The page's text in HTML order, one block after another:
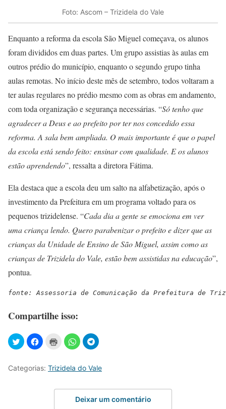
Foto: Ascom – Trizidela do Vale
Enquanto a reforma da escola São Miguel começava, os alunos
foram divididos em duas partes. Um grupo assistias às aulas em
outros prédio do município, enquanto o segundo grupo tinha
aulas remotas. No início deste mês de setembro, todos voltaram a
ter aulas regulares no prédio mesmo com as obras em andamento,
com toda organização e segurança necessárias. “Só tenho que
agradecer a Deus e ao prefeito por ter nos concedido essa
reforma. A sala bem ampliada. O mais importante é que o papel
da escola está sendo feito: ensinar com qualidade. E os alunos
estão aprendendo”, ressalta a diretora Fátima.
Ela destaca que a escola deu um salto na alfabetização, após o
investimento da Prefeitura em um programa voltado para os
pequenos trizidelense. “Cada dia a gente se emociona em ver
uma criança lendo. Quero parabenizar o prefeito e dizer que as
crianças da Unidade de Ensino de São Miguel, assim como as
crianças de Trizidela do Vale, estão bem assistidas na educação”,
pontua.
fonte: Assessoria de Comunicação da Prefeitura de
Compartilhe isso:
Categorias: Trizidela do Vale
Deixar um comentário